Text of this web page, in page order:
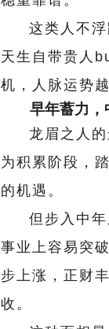
这类人不
天生自带贵人
机，人脉运势
早年蓄力，
龙眉之人
为积累阶段，
的机遇。
但步入中
事业上容易突
步上涨，正财
收。